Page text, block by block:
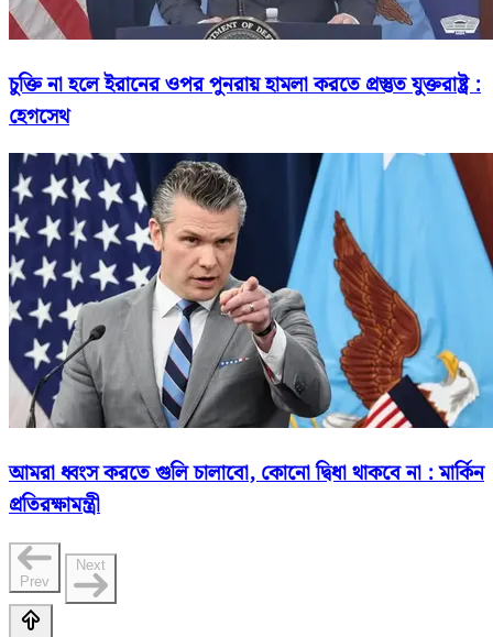
চুক্তি না হলে ইরানের ওপর পুনরায় হামলা করতে প্রস্তুত যুক্তরাষ্ট্র :
হেগসেথ
আমরা ধ্বংস করতে গুলি চালাবো, কোনো দ্বিধা থাকবে না : মার্কিন
প্রতিরক্ষামন্ত্রী
Prev